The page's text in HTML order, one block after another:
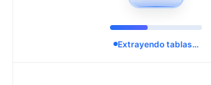
Extrayendo tablas...